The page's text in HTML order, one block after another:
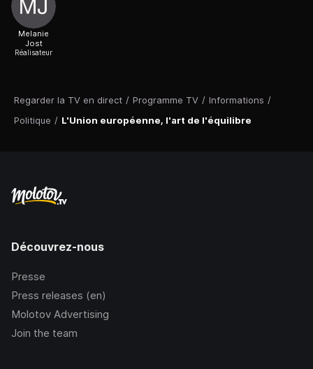
Regarder la TV en direct / Programme TV / Informations /
Politique / L'Union européenne, l'art de l'équilibre
Melanie
Jost
Réalisateur
Découvrez-nous
Presse
Press releases (en)
Molotov Advertising
Join the team